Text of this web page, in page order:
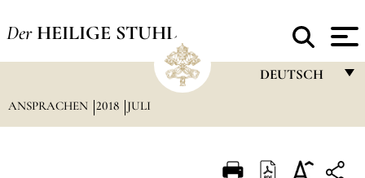
Der HEILIGE STUHL
DEUTSCH
ITALIANO
ANSPRACHEN 2018 JULI